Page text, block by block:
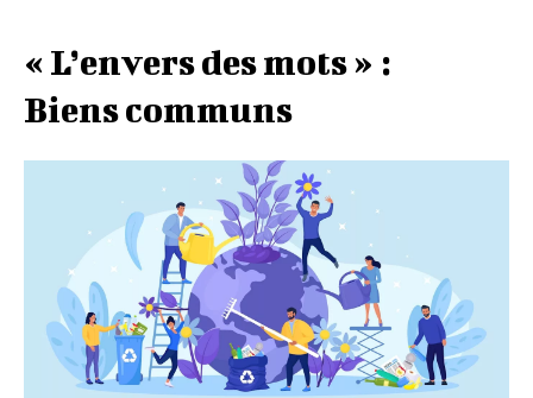
« L’envers des mots » :
Biens communs